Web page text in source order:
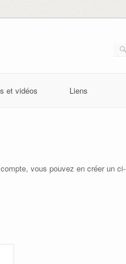
et vidéos Liens
vous pouvez en créer un ci-